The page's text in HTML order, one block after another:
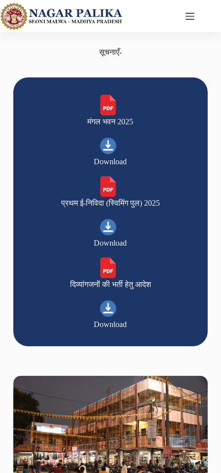
सूचनाएँ-
मंगल भवन 2025
Download
प्रथम ई-निविदा (स्विमिंग पुल) 2025
Download
दिव्यांगजनों की भर्ती हेतु आदेश
Download